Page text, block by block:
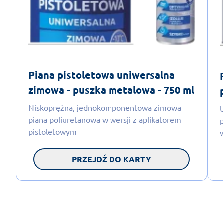
Piana pistoletowa uniwersalna
zimowa - puszka metalowa - 750 ml
Niskoprężna, jednokomponentowa zimowa
piana poliuretanowa w wersji z aplikatorem
pistoletowym
PRZEJDŹ DO KARTY